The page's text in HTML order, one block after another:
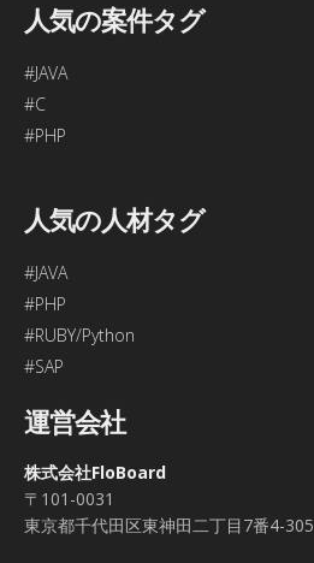
人気の案件タグ
#JAVA
#C
#PHP
人気の人材タグ
#JAVA
#PHP
#RUBY/Python
#SAP
運営会社
株式会社FloBoard
〒101-0031
東京都千代田区東神田二丁目7番4-305